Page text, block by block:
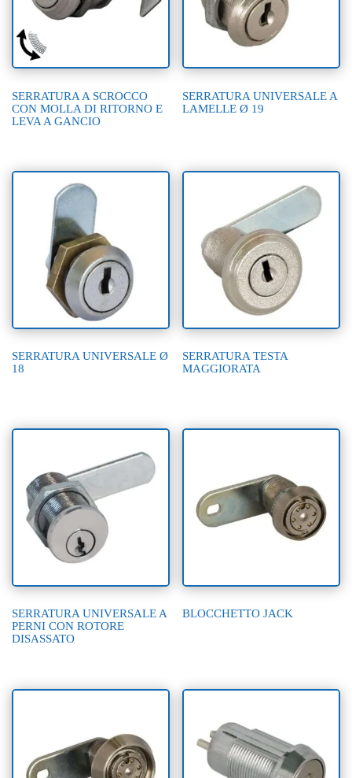
SERRATURA A SCROCCO
CON MOLLA DI RITORNO E
LEVA A GANCIO
SERRATURA UNIVERSALE A
LAMELLE Ø 19
SERRATURA UNIVERSALE Ø
18
SERRATURA TESTA
MAGGIORATA
SERRATURA UNIVERSALE A
PERNI CON ROTORE
DISASSATO
BLOCCHETTO JACK